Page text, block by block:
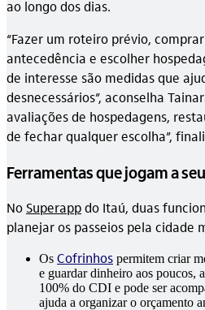
ao longo dos dias.
“Fazer um roteiro prévio,
antecedência e escolher
de interesse são medidas que
desnecessários”, aconselha
avaliações de hospedagens,
de fechar qualquer escolha”,
Ferramentas que jogam a
NoSuperappdo Itaú, duas
planejar os passeios pela cidade
Os Cofrinhos permitem criar
e guardar dinheiro aos poucos,
100% do CDI e pode ser
ajuda a organizar o orçamento